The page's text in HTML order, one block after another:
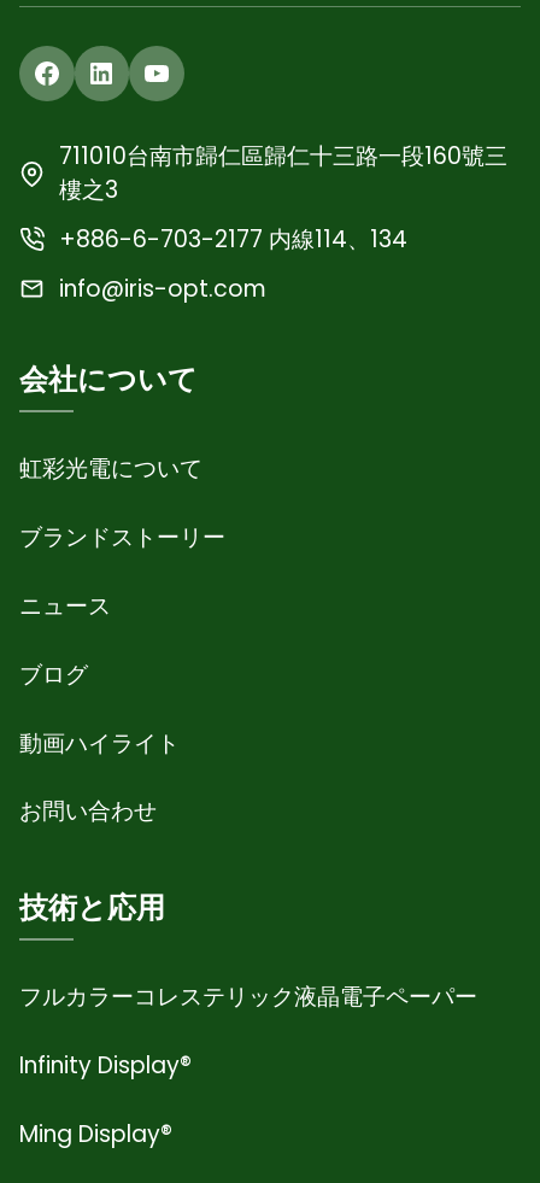
Facebook
LinkedInYouTube
711010台南市歸仁區歸仁十三路一段160號三
樓之3
+886-6-703-2177 内線114、134
info@iris-opt.com
会社について
虹彩光電について
ブランドストーリー
ニュース
ブログ
動画ハイライト
お問い合わせ
技術と応用
フルカラーコレステリック液晶電子ペーパー
Infinity Display®
Ming Display®